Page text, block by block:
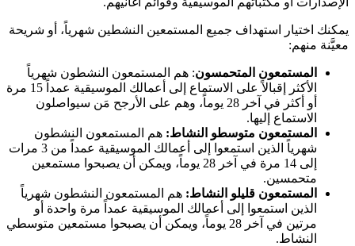
يمكنك اختيار استهداف جميع المستمعين النشطين شهرياً، أو شريحة
معيَّنة منهم:
المستمعون المتحمسون: هم المستمعون النشطون شهرياً
الأكثر إقبالاً على الاستماع إلى أعمالك الموسيقية عمداً 15 مرة
أو أكثر في آخر 28 يوماً، وهم على الأرجح مَن سيواصلون
الاستماع إليها.
المستمعون متوسطو النشاط: هم المستمعون النشطون
شهرياً الذين استمعوا إلى أعمالك الموسيقية عمداً من 3 مرات
إلى 14 مرة في آخر 28 يوماً، ويمكن أن يصبحوا مستمعين
متحمسين.
المستمعون قليلو النشاط: هم المستمعون النشطون شهرياً
الذين استمعوا إلى أعمالك الموسيقية عمداً مرة واحدة أو
مرتين في آخر 28 يوماً، ويمكن أن يصبحوا مستمعين متوسطي
النشاط.